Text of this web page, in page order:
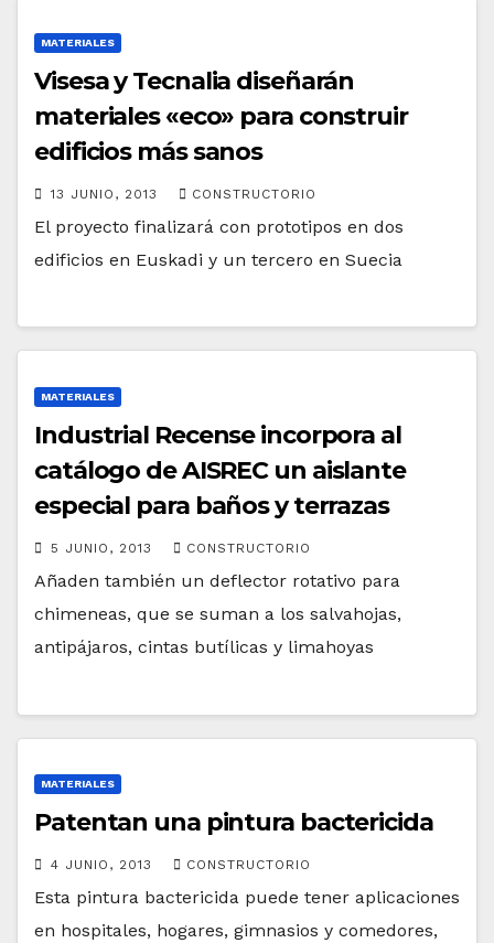
MATERIALES
Visesa y Tecnalia diseñarán
materiales «eco» para construir
edificios más sanos
13 JUNIO, 2013 CONSTRUCTORIO
El proyecto finalizará con prototipos en dos
edificios en Euskadi y un tercero en Suecia
MATERIALES
Industrial Recense incorpora al
catálogo de AISREC un aislante
especial para baños y terrazas
5 JUNIO, 2013 CONSTRUCTORIO
Añaden también un deflector rotativo para
chimeneas, que se suman a los salvahojas,
antipájaros, cintas butílicas y limahoyas
MATERIALES
Patentan una pintura bactericida
4 JUNIO, 2013 CONSTRUCTORIO
Esta pintura bactericida puede tener aplicaciones
en hospitales, hogares, gimnasios y comedores,